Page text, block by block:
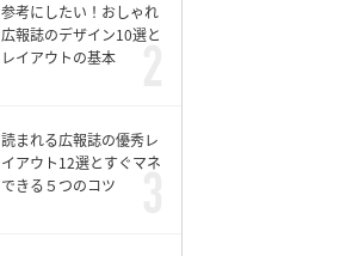
参考にしたい！おしゃれ
広報誌のデザイン10選と
レイアウトの基本
読まれる広報誌の優秀レ
イアウト12選とすぐマネ
できる５つのコツ